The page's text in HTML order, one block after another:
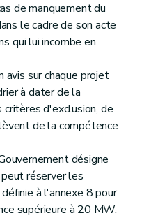
de manquement du
le cadre de son acte
qui lui incombe en
avis sur chaque projet
à dater de la
d'exclusion, de
de la compétence
désigne
réserver les
à l'annexe 8 pour
supérieure à 20 MW.